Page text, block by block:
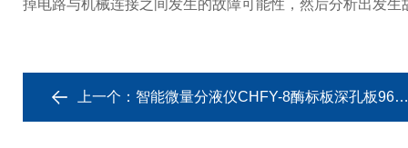
掉电路与机械连接之间发生的故障可能性，然后分析出发
上一个： 智能微量分液仪CHFY-8酶标板深孔板96孔板